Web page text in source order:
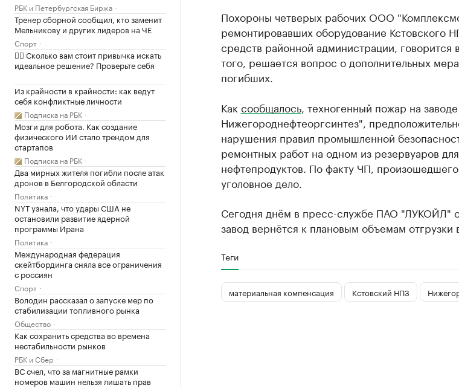
РБК и Петербургская Биржа
Тренер сборной сообщил, кто заменит
Мельникову и других лидеров на ЧЕ
Спорт
✍🏻 Сколько вам стоит привычка искать
идеальное решение? Проверьте себя
Из крайности в крайности: как ведут
себя конфликтные личности
Подписка на РБК
Мозги для робота. Как создание
физического ИИ стало трендом для
стартапов
Подписка на РБК
Два мирных жителя погибли после атак
дронов в Белгородской области
Политика
NYT узнала, что удары США не
остановили развитие ядерной
программы Ирана
Политика
Международная федерация
скейтбординга сняла все ограничения
с россиян
Спорт
Володин рассказал о запуске мер по
стабилизации топливного рынка
Общество
Как сохранить средства во времена
нестабильности рынков
РБК и Сбер
ВС счел, что за магнитные рамки
номеров машин нельзя лишать прав
Похороны четверых рабочих ООО
ремонтировавших оборудование Кстовского
средств районной администрации,
того, решается вопрос о дополнительных
погибших.
Как сообщалось, техногенный пожар на
Нижегороднефтеоргсинтез",
нарушения правил промышленной
ремонтных работ на одном из резервуаров
нефтепродуктов. По факту ЧП, произошедшего
уголовное дело.
Сегодня днём в пресс-службе ПАО "ЛУКОЙЛ"
завод вернётся к плановым объемам отгрузки
Теги
материальная компенсация Кстовский НПЗ